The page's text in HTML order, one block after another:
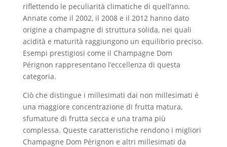
riflettendo le peculiarità climatiche di quell’anno.
Annate come il 2002, il 2008 e il 2012 hanno dato
origine a champagne di struttura solida, nei quali
acidità e maturità raggiungono un equilibrio preciso.
Esempi prestigiosi come il Champagne Dom
Pérignon rappresentano l’eccellenza di questa
categoria.
Ciò che distingue i millesimati dai non millesimati è
una maggiore concentrazione di frutta matura,
sfumature di frutta secca e una trama più
complessa. Queste caratteristiche rendono i migliori
Champagne Dom Pérignon e altri millesimati da